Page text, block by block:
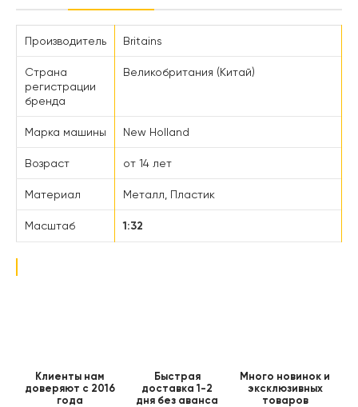
Производитель Britains
Страна
регистрации
бренда
Великобритания (Китай)
Марка машины New Holland
Возраст от 14 лет
Материал Металл, Пластик
Масштаб 1:32
Клиенты нам
доверяют с 2016
года
Быстрая
доставка 1-2
дня без аванса
Много новинок и
эксклюзивных
товаров